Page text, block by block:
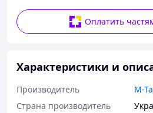
Оплатить
Характеристики и
Производитель
M-
Страна производитель